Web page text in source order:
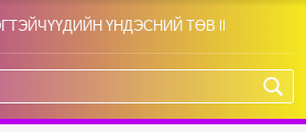
ҮНДЭСНИЙ ТӨВ II